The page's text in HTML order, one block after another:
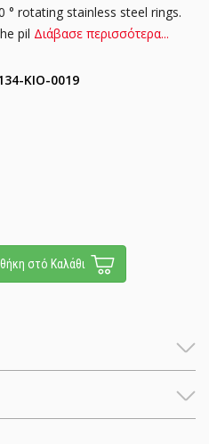
° rotating stainless steel rings.
pil Διάβασε περισσότερα...
KIO-0019
στό Καλάθι